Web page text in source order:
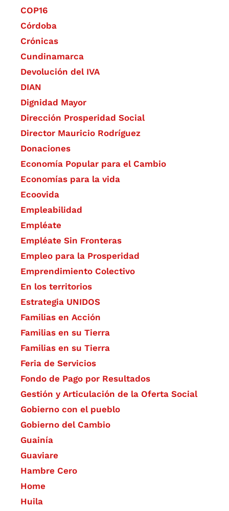
COP16
Córdoba
Crónicas
Cundinamarca
Devolución del IVA
DIAN
Dignidad Mayor
Dirección Prosperidad Social
Director Mauricio Rodríguez
Donaciones
Economía Popular para el Cambio
Economías para la vida
Ecoovida
Empleabilidad
Empléate
Empléate Sin Fronteras
Empleo para la Prosperidad
Emprendimiento Colectivo
En los territorios
Estrategia UNIDOS
Familias en Acción
Familias en su Tierra
Familias en su Tierra
Feria de Servicios
Fondo de Pago por Resultados
Gestión y Articulación de la Oferta Social
Gobierno con el pueblo
Gobierno del Cambio
Guainía
Guaviare
Hambre Cero
Home
Huila